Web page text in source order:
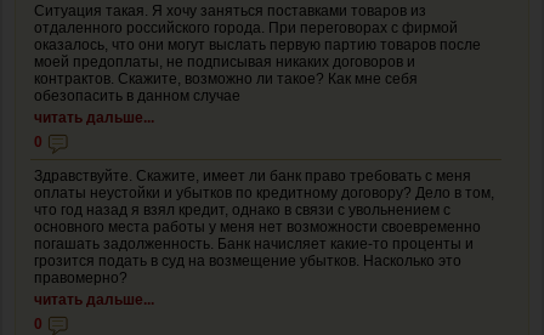
Ситуация такая. Я хочу заняться поставками товаров из
отдаленного российского города. При переговорах с фирмой
оказалось, что они могут выслать первую партию товаров после
моей предоплаты, не подписывая никаких договоров и
контрактов. Скажите, возможно ли такое? Как мне себя
обезопасить в данном случае
читать дальше...
0
Здравствуйте. Скажите, имеет ли банк право требовать с меня
оплаты неустойки и убытков по кредитному договору? Дело в том,
что год назад я взял кредит, однако в связи с увольнением с
основного места работы у меня нет возможности своевременно
погашать задолженность. Банк начисляет какие-то проценты и
грозится подать в суд на возмещение убытков. Насколько это
правомерно?
читать дальше...
0